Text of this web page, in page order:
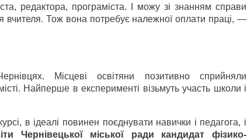
редактора, програміста. І можу зі знанням справи
вчителя. Тож вона потребує належної оплати праці, —
Місцеві освітяни позитивно сприйняли
Найперше в експерименті візьмуть участь школи і
в ідеалі повинен поєднувати навички і педагога, і
Чернівецької міської ради кандидат фізико-